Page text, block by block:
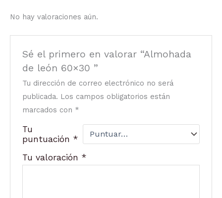
No hay valoraciones aún.
Sé el primero en valorar “Almohada
de león 60×30 ”
Tu dirección de correo electrónico no será
publicada. Los campos obligatorios están
marcados con *
Tu
puntuación *
Tu valoración *